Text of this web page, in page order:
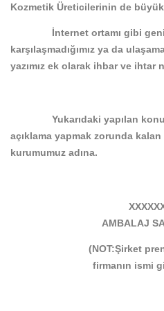
Kozmetik Üreticilerinin de
İnternet ortamı gibi geniş
karşılaşmadığımız ya da
yazımız ek olarak ihbar ve ihtar
Yukarıdaki yapılan konu
açıklama yapmak zorunda
kurumumuz adına.
AMBALAJ
(NOT:Şirket
firmanın ismi